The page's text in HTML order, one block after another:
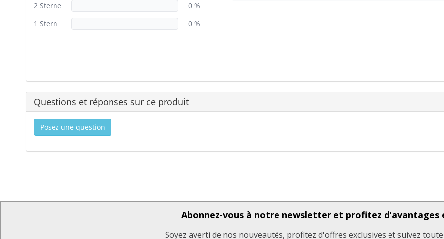
2 Sterne
0 %
1 Stern
0 %
Questions et réponses sur ce produit
Posez une question